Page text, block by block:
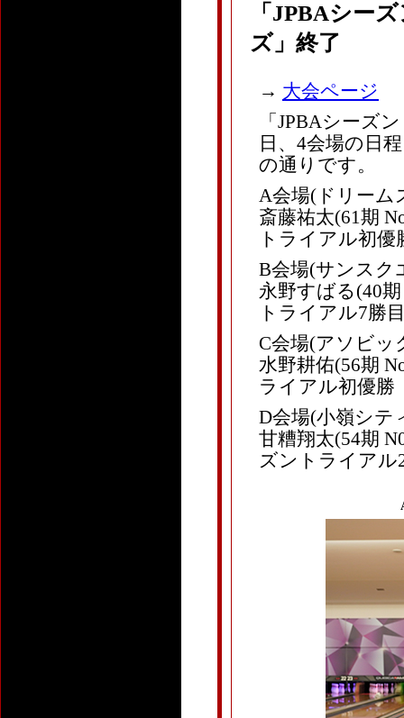
「JPBAシー
ズ」終了
→ 大会ページ
「JPBAシーズ
日、4会場の日
の通りです。
A会場(ドリーム
斎藤祐太(61期
トライアル初優
B会場(サンスク
永野すばる(40
トライアル7勝
C会場(アソビッ
水野耕佑(56期
ライアル初優勝
D会場(小嶺シテ
甘糟翔太(54期
ズントライアル